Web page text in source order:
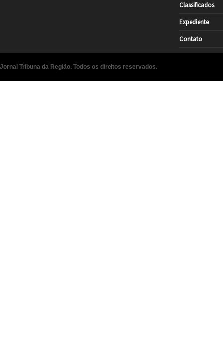
Classificados
Expediente
Contato
Jornal Tribuna da Região. Todos os direitos reservados.